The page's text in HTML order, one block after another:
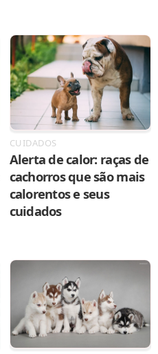
CUIDADOS
Alerta de calor: raças de
cachorros que são mais
calorentos e seus
cuidados